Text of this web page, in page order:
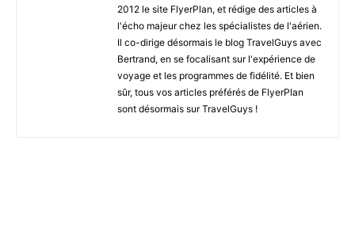
2012 le site FlyerPlan, et rédige des articles à
l'écho majeur chez les spécialistes de l'aérien.
Il co-dirige désormais le blog TravelGuys avec
Bertrand, en se focalisant sur l'expérience de
voyage et les programmes de fidélité. Et bien
sûr, tous vos articles préférés de FlyerPlan
sont désormais sur TravelGuys !